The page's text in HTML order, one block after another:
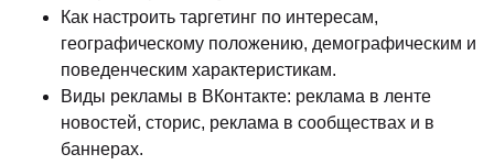
Как настроить таргетинг по интересам,
географическому положению, демографическим и
поведенческим характеристикам.
Виды рекламы в ВКонтакте: реклама в ленте
новостей, сторис, реклама в сообществах и в
баннерах.